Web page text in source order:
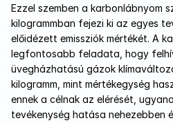
Ezzel szemben a karbonlábnyom
kilogrammban fejezi ki az egyes
előidézett emissziók mértékét. A
legfontosabb feladata, hogy
üvegházhatású gázok
kilogramm, mint mértékegység
ennek a célnak az elérését,
tevékenység hatása nehezebben